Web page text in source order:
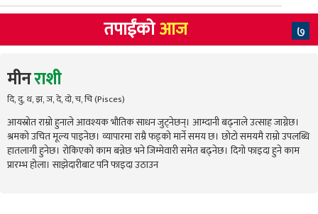
७
तपाईंकोआज
मीनराशी
दि, दु, थ, झ, ञ, दे, दो, च, चि (Pisces)
आयस्रोत राम्रो हुनाले आवश्यक भौतिक साधन जुट्नेछन्। आम्दानी बढ्नाले उत्साह जाग्नेछ।
श्रमको उचित मूल्य पाइनेछ। व्यापारमा राम्रै फड्को मार्ने समय छ। छोटो समयमै राम्रो उपलब्धि
हातलागी हुनेछ। रोकिएको काम बन्नेछ भने जिम्मेवारी समेत बढ्नेछ। दिगो फाइदा हुने काम
प्रारम्भ होला। साझेदारीबाट पनि फाइदा उठाउन